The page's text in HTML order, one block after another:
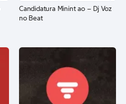
Candidatura Minint ao – Dj Voz
no Beat